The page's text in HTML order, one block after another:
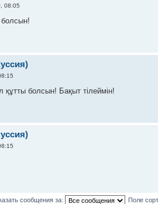
08:05
болсын! Бақыт тілеймін!
сообщения за: Поле